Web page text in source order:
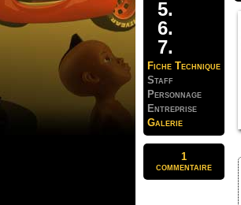
Fiche Technique
Staff
Personnage
Entreprise
Galerie
1
commentaire